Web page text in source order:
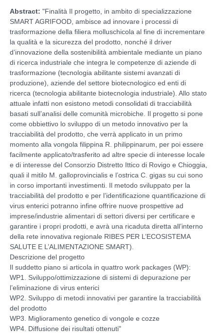
Abstract: "Finalità Il progetto, in ambito di specializzazione
SMART AGRIFOOD, ambisce ad innovare i processi di
trasformazione della filiera molluschicola al fine di incrementare
la qualità e la sicurezza del prodotto, nonché il driver
d’innovazione della sostenibilità ambientale mediante un piano
di ricerca industriale che integra le competenze di aziende di
trasformazione (tecnologia abilitante sistemi avanzati di
produzione), aziende del settore biotecnologico ed enti di
ricerca (tecnologia abilitante biotecnologia industriale). Allo stato
attuale infatti non esistono metodi consolidati di tracciabilità
basati sull’analisi delle comunità microbiche. Il progetto si pone
come obbiettivo lo sviluppo di un metodo innovativo per la
tracciabilità del prodotto, che verrà applicato in un primo
momento alla vongola filippina R. philippinarum, per poi essere
facilmente applicato/trasferito ad altre specie di interesse locale
e di interesse del Consorzio Distretto Ittico di Rovigo e Chioggia,
quali il mitilo M. galloprovincialis e l’ostrica C. gigas su cui sono
in corso importanti investimenti. Il metodo sviluppato per la
tracciabilità del prodotto e per l’identificazione quantificazione di
virus enterici potranno infine offrire nuove prospettive ad
imprese/industrie alimentari di settori diversi per certificare e
garantire i propri prodotti, e avrà una ricaduta diretta all’interno
della rete innovativa regionale RIBES PER L’ECOSISTEMA
SALUTE E L’ALIMENTAZIONE SMART).
Descrizione del progetto
Il suddetto piano si articola in quattro work packages (WP):
WP1. Sviluppo/ottimizzazione di sistemi di depurazione per
l’eliminazione di virus enterici
WP2. Sviluppo di metodi innovativi per garantire la tracciabilità
del prodotto
WP3. Miglioramento genetico di vongole e cozze
WP4. Diffusione dei risultati ottenuti"